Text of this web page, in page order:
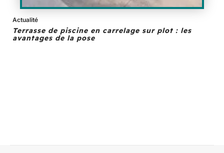
Actualité
Terrasse de piscine en carrelage sur plot : les
avantages de la pose